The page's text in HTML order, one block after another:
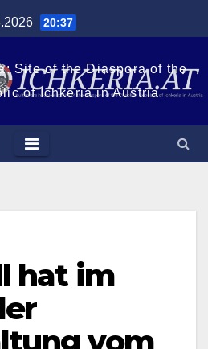
20:37
Site of the Diaspora of the
of Ichkeria in Austria
hat im
vom